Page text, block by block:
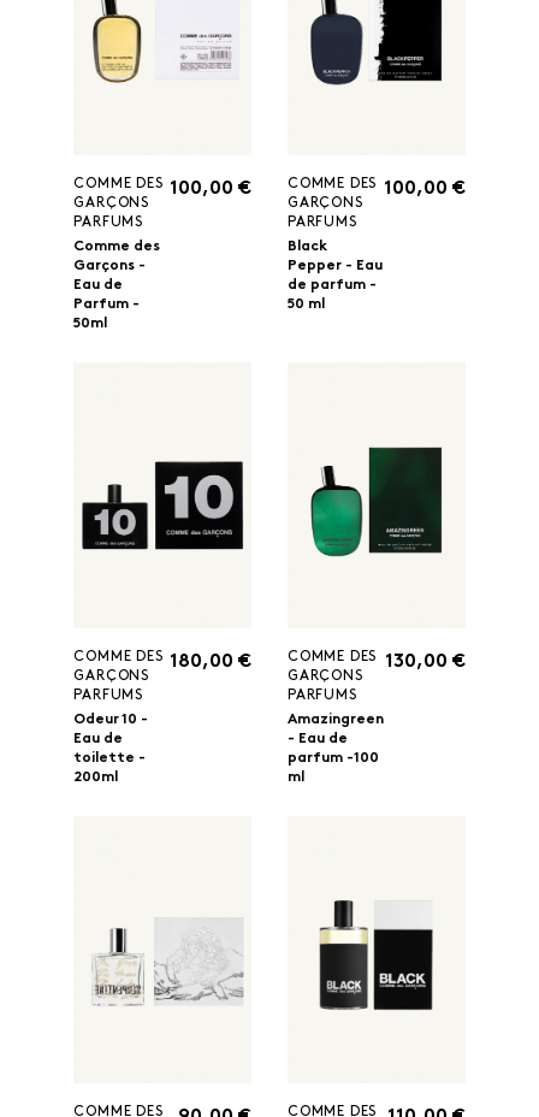
COMME DES
GARÇONS
PARFUMS
Comme des
Garçons -
Eau de
Parfum -
50ml
100,00 €
COMME DES
GARÇONS
PARFUMS
Black
Pepper - Eau
de parfum -
50 ml
100,00 €
COMME DES
GARÇONS
PARFUMS
Odeur 10 -
Eau de
toilette -
200ml
180,00 €
COMME DES
GARÇONS
PARFUMS
Amazingreen
- Eau de
parfum -100
ml
130,00 €
COMME DES
COMME DES